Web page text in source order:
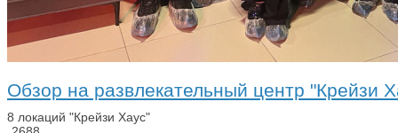
Обзор на развлекательный центр "Крейзи
8 локаций "Крейзи Хаус"